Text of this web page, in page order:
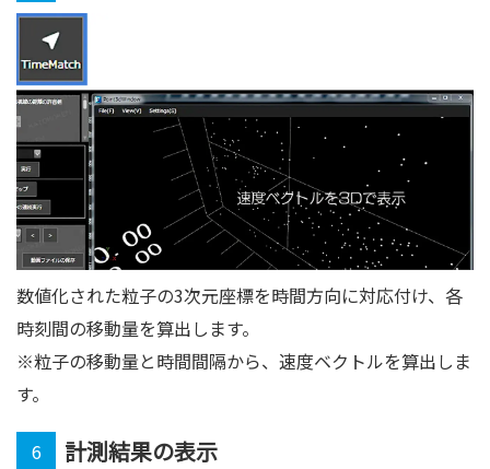
数値化された粒子の3次元座標を時間方向に対応付け、各
時刻間の移動量を算出します。
※粒子の移動量と時間間隔から、速度ベクトルを算出しま
す。
6 計測結果の表示